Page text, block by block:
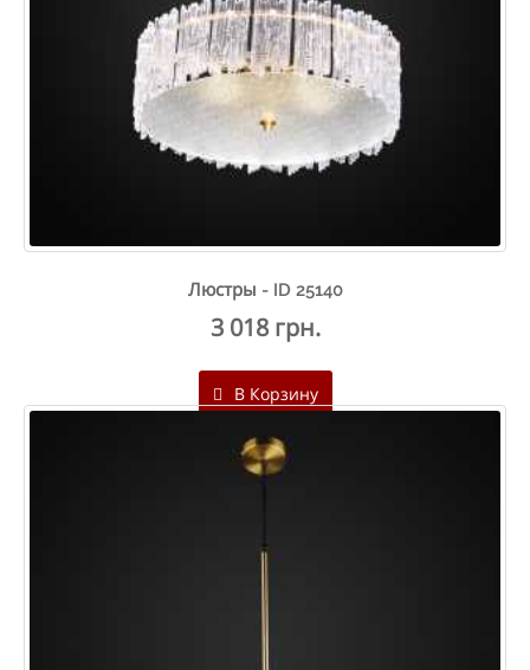
Люстры - ID 25140
3 018 грн.
В Корзину